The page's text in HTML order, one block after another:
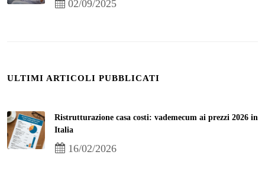
02/09/2025
ULTIMI ARTICOLI PUBBLICATI
Ristrutturazione casa costi: vademecum ai prezzi 2026 in
Italia
16/02/2026